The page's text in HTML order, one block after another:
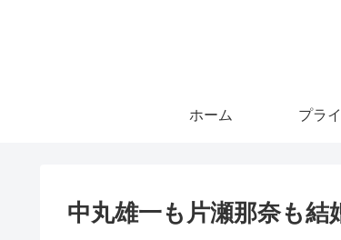
ホーム プラ
中丸雄一も片瀬那奈も結